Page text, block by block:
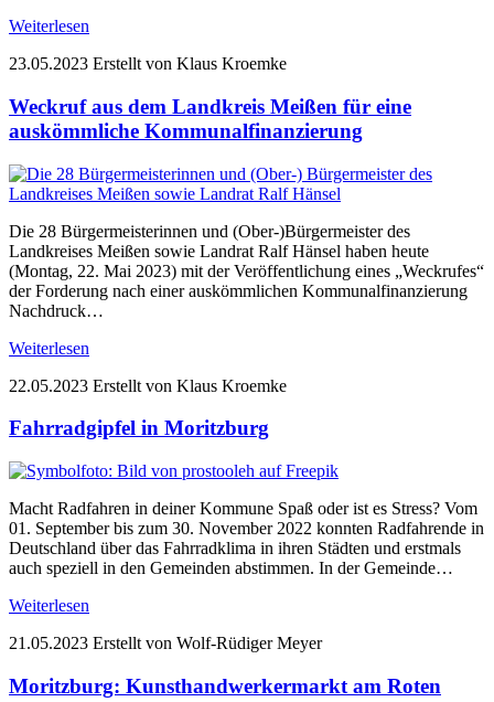
Weiterlesen
23.05.2023 Erstellt von Klaus Kroemke
Weckruf aus dem Landkreis Meißen für eine
auskömmliche Kommunalfinanzierung
Die 28 Bürgermeisterinnen und (Ober-)Bürgermeister des
Landkreises Meißen sowie Landrat Ralf Hänsel haben heute
(Montag, 22. Mai 2023) mit der Veröffentlichung eines „Weckrufes“
der Forderung nach einer auskömmlichen Kommunalfinanzierung
Nachdruck…
Weiterlesen
22.05.2023 Erstellt von Klaus Kroemke
Fahrradgipfel in Moritzburg
Macht Radfahren in deiner Kommune Spaß oder ist es Stress? Vom
01. September bis zum 30. November 2022 konnten Radfahrende in
Deutschland über das Fahrradklima in ihren Städten und erstmals
auch speziell in den Gemeinden abstimmen. In der Gemeinde…
Weiterlesen
21.05.2023 Erstellt von Wolf-Rüdiger Meyer
Moritzburg: Kunsthandwerkermarkt am Roten